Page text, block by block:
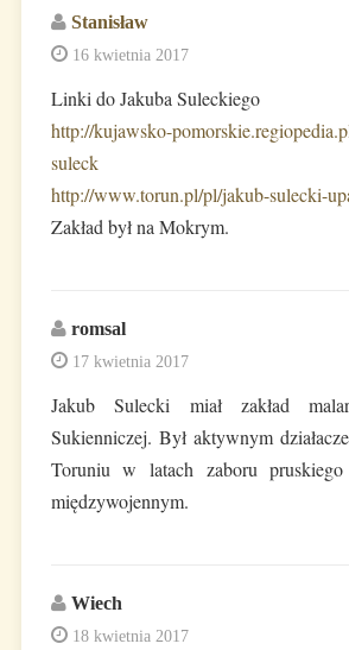
Stanisław
16 kwietnia 2017
Linki do Jakuba Suleckiego
http://kujawsko-
suleck
http://www.torun.pl/pl/jakub-sulecki-
Zakład był na Mokrym.
romsal
17 kwietnia 2017
Jakub Sulecki miał zakład
Sukienniczej. Był aktywnym
Toruniu w latach zaboru
międzywojennym.
Wiech
18 kwietnia 2017